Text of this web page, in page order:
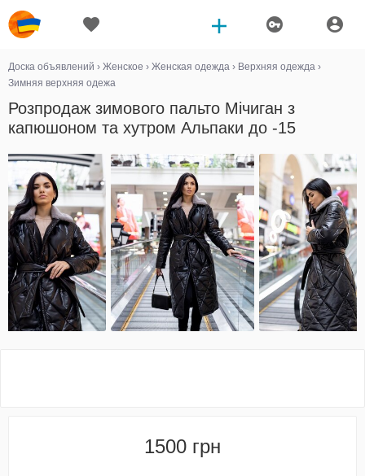
Доска объявлений › Женское › Женская одежда › Верхняя одежда ›
Зимняя верхняя одежа
Розпродаж зимового пальто Мічиган з
капюшоном та хутром Альпаки до -15
1500 грн